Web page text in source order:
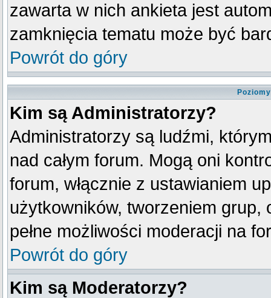
zawarta w nich ankieta jest
zamknięcia tematu może być
Powrót do góry
Kim są Administratorzy?
Administratorzy są ludźmi,
nad całym forum. Mogą oni
forum, włącznie z ustawianiem
użytkowników, tworzeniem
pełne możliwości moderacji na
Powrót do góry
Kim są Moderatorzy?